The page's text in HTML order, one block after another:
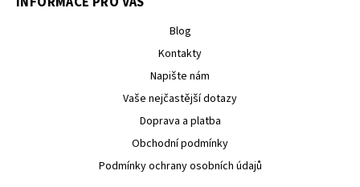
Blog
Kontakty
Napište nám
Vaše nejčastější dotazy
Doprava a platba
Obchodní podmínky
Podmínky ochrany osobních údajů